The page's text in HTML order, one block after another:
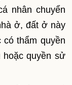
nhân chuyển
ở, đất ở này
thẩm quyền
quyền sử